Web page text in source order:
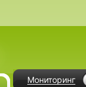
Мониторинг